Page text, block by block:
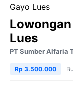
Gayo Lues
Lues
PT Sumber Alfaria
Rp 3.500.000